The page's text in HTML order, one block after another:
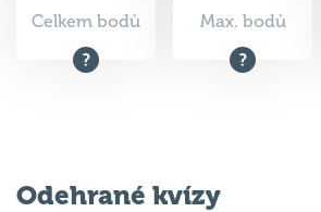
Celkem bodů Max. bodů
Odehrané kvízy